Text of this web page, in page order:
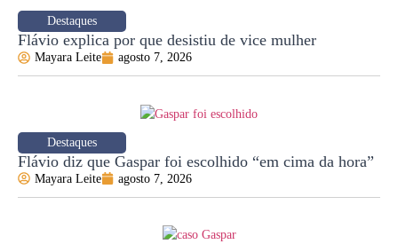
Destaques
Flávio explica por que desistiu de vice mulher
Mayara Leite agosto 7, 2026
Destaques
Flávio diz que Gaspar foi escolhido “em cima da hora”
Mayara Leite agosto 7, 2026